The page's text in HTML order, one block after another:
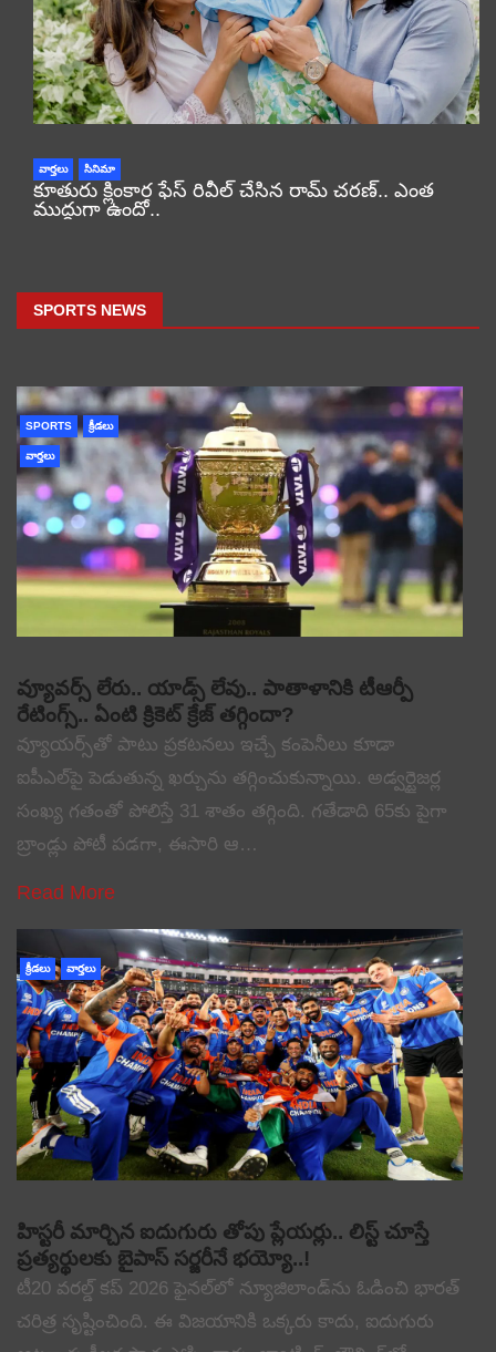
వార్తలు సినిమా
కూతురు క్లింకార ఫేస్ రివీల్ చేసిన రామ్ చరణ్.. ఎంత
ముద్దుగా ఉందో..
SPORTS NEWS
SPORTS క్రీడలు
వార్తలు
వ్యూవర్స్ లేరు.. యాడ్స్ లేవు.. పాతాళానికి టీఆర్పీ
రేటింగ్స్.. ఏంటి క్రికెట్ క్రేజ్ తగ్గిందా?
వ్యూయర్స్‌తో పాటు ప్రకటనలు ఇచ్చే కంపెనీలు కూడా
ఐపీఎల్‌పై పెడుతున్న ఖర్చును తగ్గించుకున్నాయి. అడ్వర్టైజర్ల
సంఖ్య గతంతో పోలిస్తే 31 శాతం తగ్గింది. గతేడాది 65కు పైగా
బ్రాండ్లు పోటీ పడగా, ఈసారి ఆ…
Read More
క్రీడలు వార్తలు
హిస్టరీ మార్చిన ఐదుగురు తోపు ప్లేయర్లు.. లిస్ట్ చూస్తే
ప్రత్యర్థులకు బైపాస్ సర్జరీనే భయ్యో..!
టీ20 వరల్డ్ కప్ 2026 ఫైనల్‌లో న్యూజిలాండ్‌ను ఓడించి భారత్
చరిత్ర సృష్టించింది. ఈ విజయానికి ఒక్కరు కాదు, ఐదుగురు